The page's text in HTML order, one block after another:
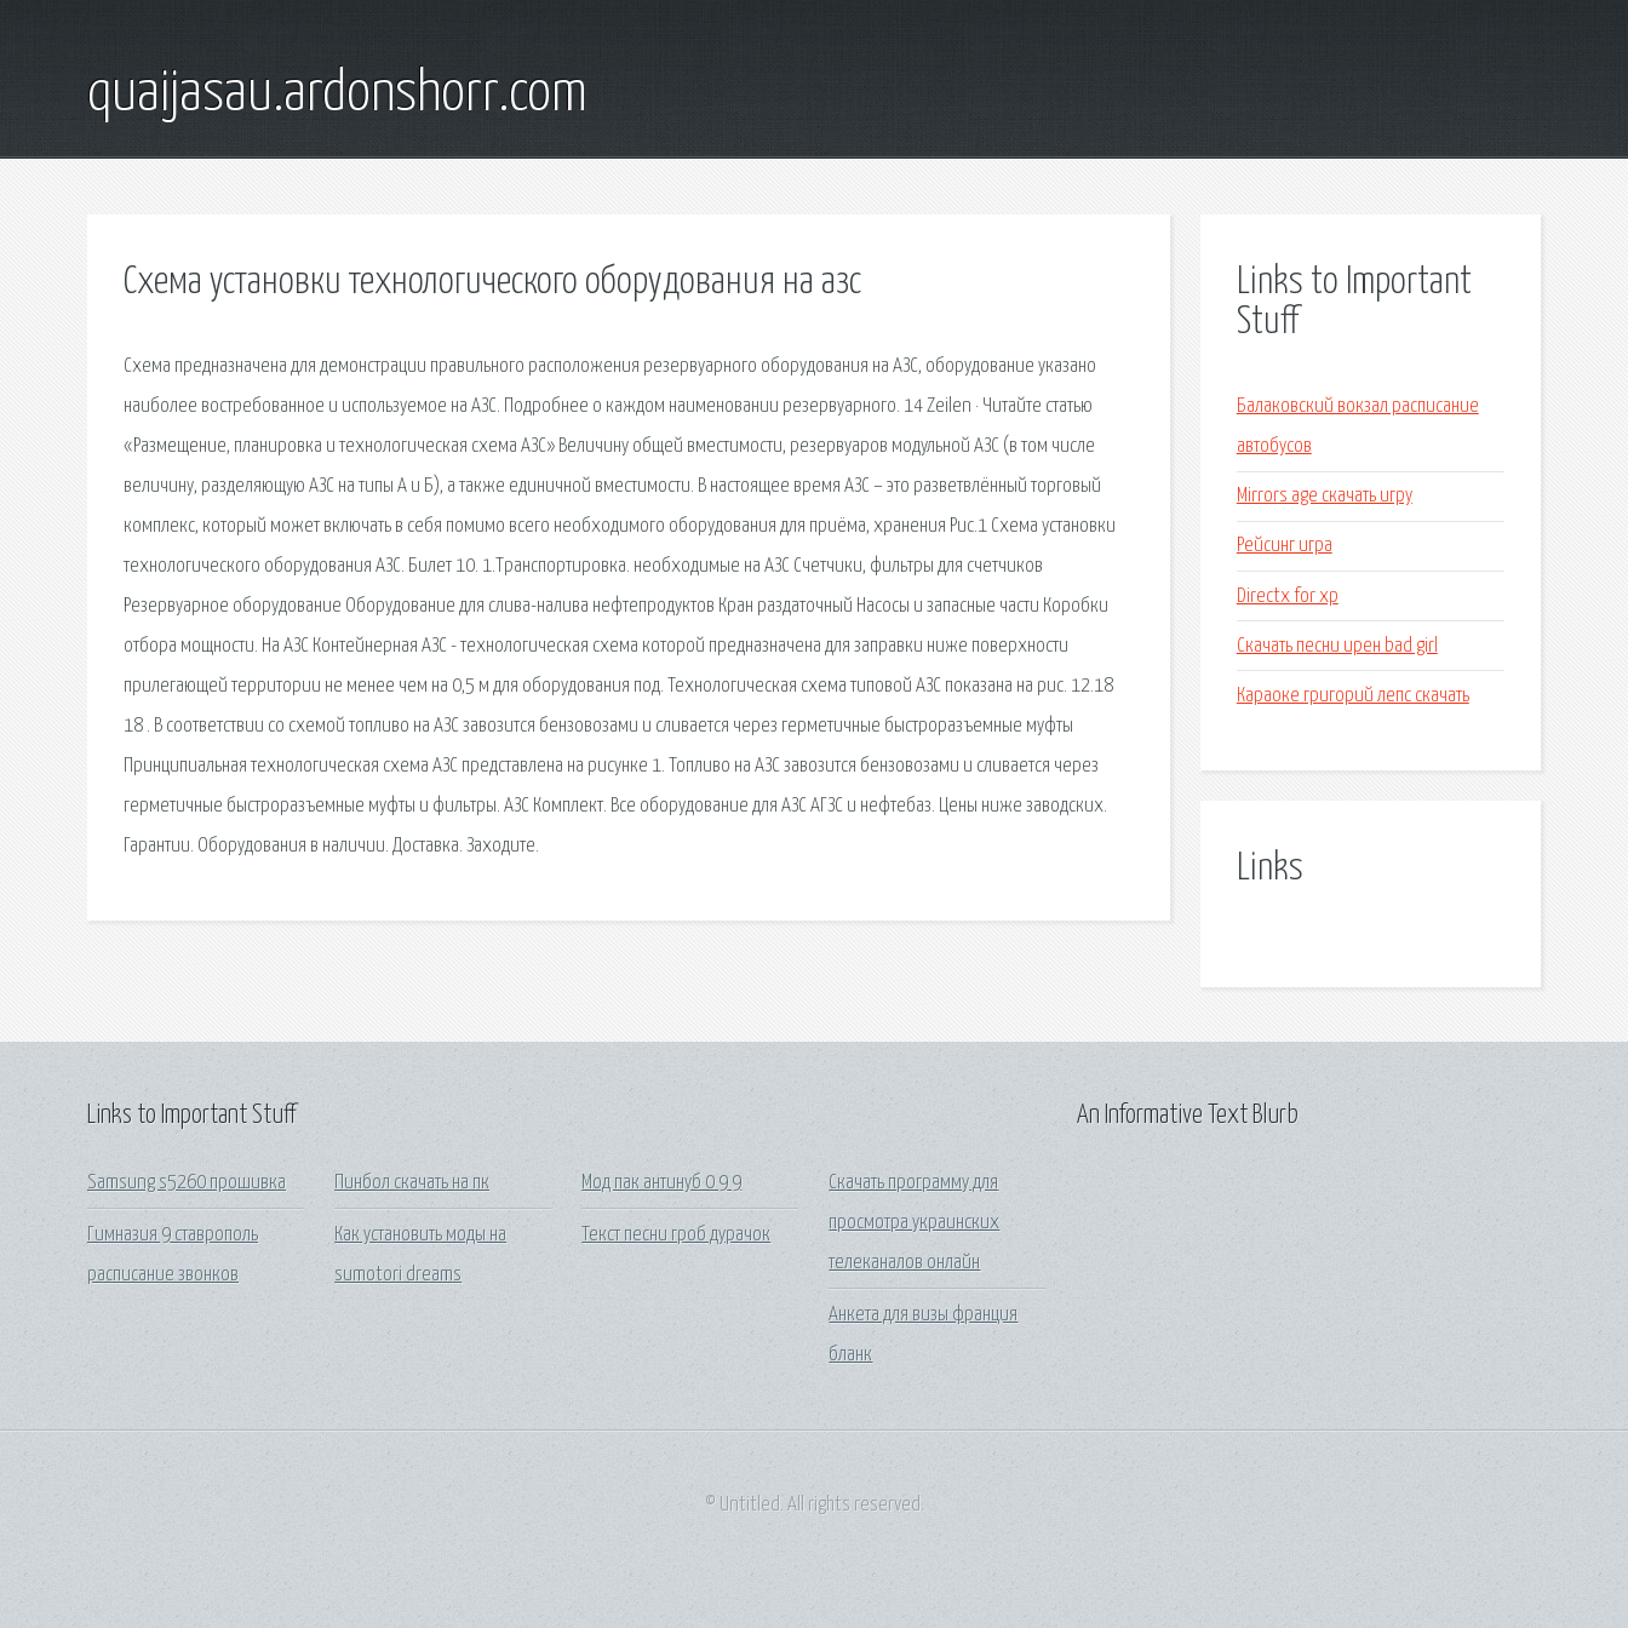
quaijasau.ardonshorr.com
Схема установки технологического оборудования на азс
Схема предназначена для демонстрации правильного расположения резервуарного оборудования на АЗС, оборудование указано
наиболее востребованное и используемое на АЗС. Подробнее о каждом наименовании резервуарного. 14 Zeilen · Читайте статью
«Размещение, планировка и технологическая схема АЗС» Величину общей вместимости, резервуаров модульной АЗС (в том числе
величину, разделяющую АЗС на типы А и Б), а также единичной вместимости. В настоящее время АЗС – это разветвлённый торговый
комплекс, который может включать в себя помимо всего необходимого оборудования для приёма, хранения Рис.1 Схема установки
технологического оборудования АЗС. Билет 10. 1.Транспортировка. необходимые на АЗС Счетчики, фильтры для счетчиков
Резервуарное оборудование Оборудование для слива-налива нефтепродуктов Кран раздаточный Насосы и запасные части Коробки
отбора мощности. На АЗС Контейнерная АЗС - технологическая схема которой предназначена для заправки ниже поверхности
прилегающей территории не менее чем на 0,5 м для оборудования под. Технологическая схема типовой АЗС показана на рис. 12.18
18 . В соответствии со схемой топливо на АЗС завозится бензовозами и сливается через герметичные быстроразъемные муфты
Принципиальная технологическая схема АЗС представлена на рисунке 1. Топливо на АЗС завозится бензовозами и сливается через
герметичные быстроразъемные муфты и фильтры. АЗС Комплект. Все оборудование для АЗС АГЗС и нефтебаз. Цены ниже заводских.
Гарантии. Оборудования в наличии. Доставка. Заходите.
Links to Important
Stuff
Балаковский вокзал расписание
автобусов
Mirrors age скачать игру
Рейсинг игра
Directx for xp
Скачать песни ирен bad girl
Караоке григорий лепс скачать
Links
Links to Important Stuff
Samsung s5260 прошивка
Гимназия 9 ставрополь
расписание звонков
Пинбол скачать на пк
Как установить моды на
sumotori dreams
Мод пак антинуб 0 9 9
Текст песни гроб дурачок
Скачать программу для
просмотра украинских
телеканалов онлайн
Анкета для визы франция
бланк
An Informative Text Blurb
© Untitled. All rights reserved.